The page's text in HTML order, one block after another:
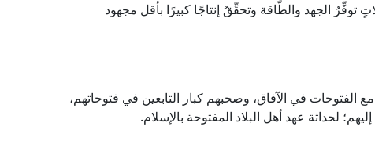
توفِّرُ الجهد والطَّاقة وتحقِّقُ إنتاجًا كبيرًا بأقل مجهود
في الآفاق، وصحبهم كبار التابعين في فتوحاتهم،
لحداثة عهد أهل البلاد المفتوحة بالإسلام.